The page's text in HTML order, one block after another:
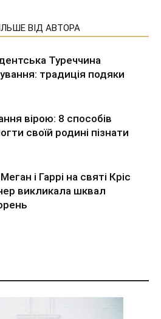
ВІД АВТОРА
Туреччина
традиція подяки
вірою: 8 способів
своїй родині пізнати
і Гаррі на святі Кріс
викликала шквал